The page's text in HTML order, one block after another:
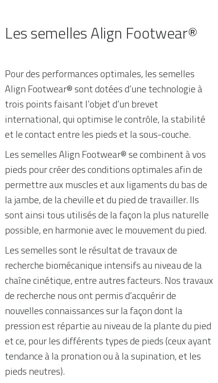
Les semelles Align Footwear®
Pour des performances optimales, les semelles
Align Footwear® sont dotées d’une technologie à
trois points faisant l’objet d’un brevet
international, qui optimise le contrôle, la stabilité
et le contact entre les pieds et la sous-couche.
Les semelles Align Footwear® se combinent à vos
pieds pour créer des conditions optimales afin de
permettre aux muscles et aux ligaments du bas de
la jambe, de la cheville et du pied de travailler. Ils
sont ainsi tous utilisés de la façon la plus naturelle
possible, en harmonie avec le mouvement du pied.
Les semelles sont le résultat de travaux de
recherche biomécanique intensifs au niveau de la
chaîne cinétique, entre autres facteurs. Nos travaux
de recherche nous ont permis d’acquérir de
nouvelles connaissances sur la façon dont la
pression est répartie au niveau de la plante du pied
et ce, pour les différents types de pieds (ceux ayant
tendance à la pronation ou à la supination, et les
pieds neutres).